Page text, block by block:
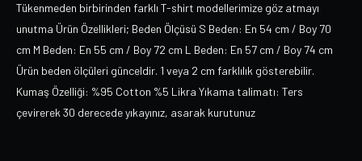
Tükenmeden birbirinden farklı T-shirt modellerimize göz atmayı
unutma Ürün Özellikleri; Beden Ölçüsü S Beden: En 54 cm / Boy 70
cm M Beden: En 55 cm / Boy 72 cm L Beden: En 57 cm / Boy 74 cm
Ürün beden ölçüleri günceldir. 1 veya 2 cm farklılık gösterebilir.
Kumaş Özelliği: %95 Cotton %5 Likra Yıkama talimatı: Ters
çevirerek 30 derecede yıkayınız, asarak kurutunuz